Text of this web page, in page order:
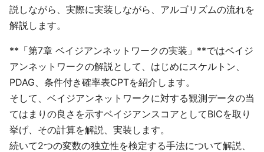
説しながら、実際に実装しながら、アルゴリズムの流れを
解説します。
**「第7章 ベイジアンネットワークの実装」**ではベイジ
アンネットワークの解説として、はじめにスケルトン、
PDAG、条件付き確率表CPTを紹介します。
そして、ベイジアンネットワークに対する観測データの当
てはまりの良さを示すベイジアンスコアとしてBICを取り
挙げ、その計算を解説、実装します。
続いて2つの変数の独立性を検定する手法について解説、